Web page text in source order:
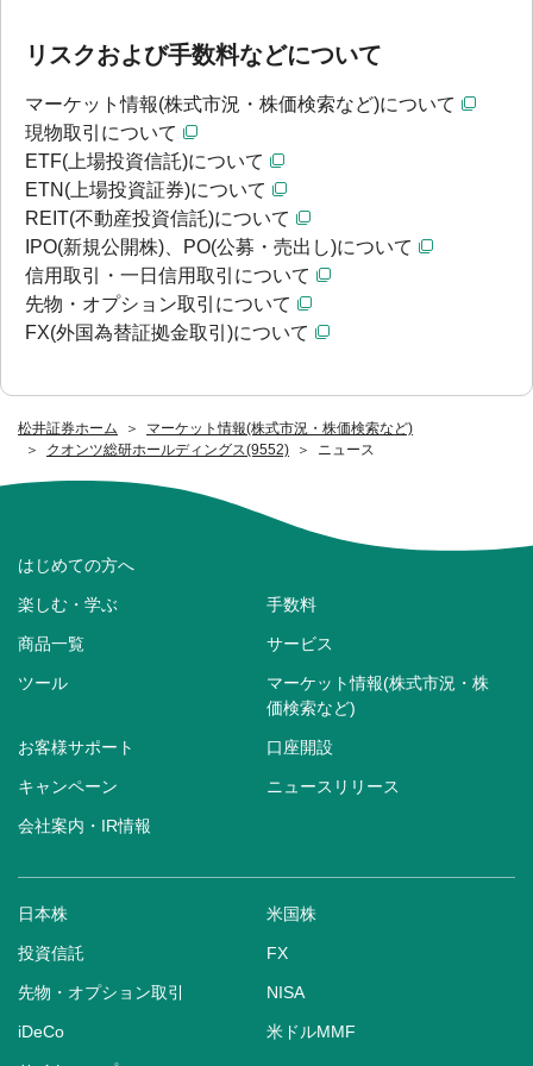
松井証券ホーム
マーケット情報(株式市況・株価検索など)
クオンツ総研ホールディングス(9552)
ニュース
リスクおよび手数料などについて
マーケット情報(株式市況・株価検索など)について
現物取引について
ETF(上場投資信託)について
ETN(上場投資証券)について
REIT(不動産投資信託)について
IPO(新規公開株)、PO(公募・売出し)について
信用取引・一日信用取引について
先物・オプション取引について
FX(外国為替証拠金取引)について
はじめての方へ
楽しむ・学ぶ 手数料
商品一覧 サービス
ツール
マーケット情報(株式市況・株
価検索など)
お客様サポート 口座開設
キャンペーン ニュースリリース
会社案内・IR情報
日本株 米国株
投資信託 FX
先物・オプション取引 NISA
iDeCo 米ドルMMF